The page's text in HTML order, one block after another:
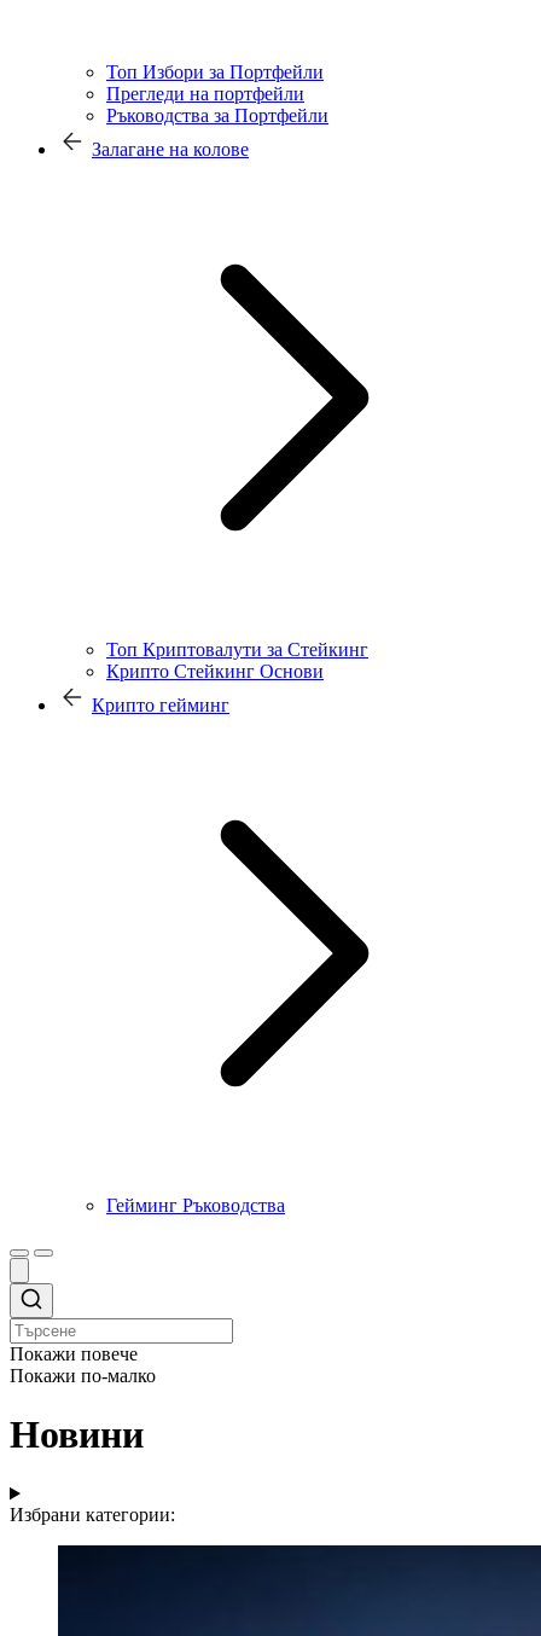
Топ Избори за Портфейли
Прегледи на портфейли
Ръководства за Портфейли
Залагане на колове
Топ Криптовалути за Стейкинг
Крипто Стейкинг Основи
Крипто гейминг
Гейминг Ръководства
Покажи повече
Покажи по-малко
Новини
Избрани категории: